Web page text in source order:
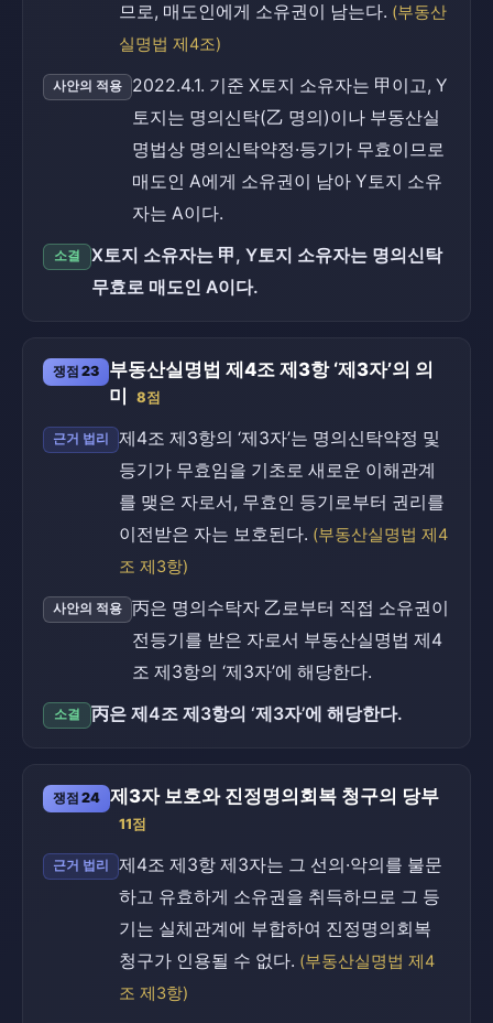
므로, 매도인에게 소유권이 남는다. (부동산
실명법 제4조)
사안의 적용
2022.4.1. 기준 X토지 소유자는 甲이고, Y
토지는 명의신탁(乙 명의)이나 부동산실
명법상 명의신탁약정·등기가 무효이므로
매도인 A에게 소유권이 남아 Y토지 소유
자는 A이다.
소결
X토지 소유자는 甲, Y토지 소유자는 명의신탁
무효로 매도인 A이다.
쟁점 23
부동산실명법 제4조 제3항 ‘제3자’의 의
미
8점
근거 법리
제4조 제3항의 ‘제3자’는 명의신탁약정 및
등기가 무효임을 기초로 새로운 이해관계
를 맺은 자로서, 무효인 등기로부터 권리를
이전받은 자는 보호된다. (부동산실명법 제4
조 제3항)
사안의 적용
丙은 명의수탁자 乙로부터 직접 소유권이
전등기를 받은 자로서 부동산실명법 제4
조 제3항의 ‘제3자’에 해당한다.
소결 丙은 제4조 제3항의 ‘제3자’에 해당한다.
쟁점 24 제3자 보호와 진정명의회복 청구의 당부
11점
근거 법리
제4조 제3항 제3자는 그 선의·악의를 불문
하고 유효하게 소유권을 취득하므로 그 등
기는 실체관계에 부합하여 진정명의회복
청구가 인용될 수 없다. (부동산실명법 제4
조 제3항)